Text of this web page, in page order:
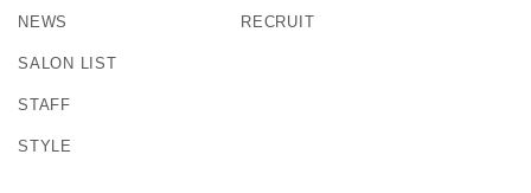
NEWS
SALON LIST
STAFF
STYLE
RECRUIT